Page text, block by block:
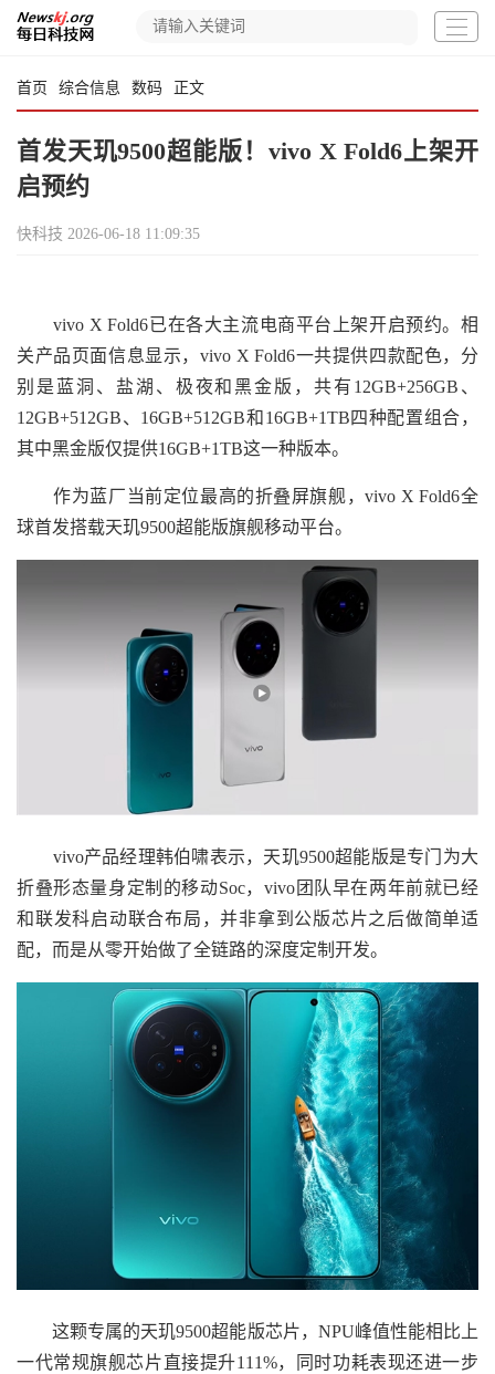
首页 综合信息 数码 正文
首发天玑9500超能版！vivo X Fold6上架开
启预约
快科技 2026-06-18 11:09:35
vivo X Fold6已在各大主流电商平台上架开启预约。相
关产品页面信息显示，vivo X Fold6一共提供四款配色，分
别是蓝洞、盐湖、极夜和黑金版，共有12GB+256GB、
12GB+512GB、16GB+512GB和16GB+1TB四种配置组合，
其中黑金版仅提供16GB+1TB这一种版本。
作为蓝厂当前定位最高的折叠屏旗舰，vivo X Fold6全
球首发搭载天玑9500超能版旗舰移动平台。
vivo产品经理韩伯啸表示，天玑9500超能版是专门为大
折叠形态量身定制的移动Soc，vivo团队早在两年前就已经
和联发科启动联合布局，并非拿到公版芯片之后做简单适
配，而是从零开始做了全链路的深度定制开发。
这颗专属的天玑9500超能版芯片，NPU峰值性能相比上
一代常规旗舰芯片直接提升111%，同时功耗表现还进一步